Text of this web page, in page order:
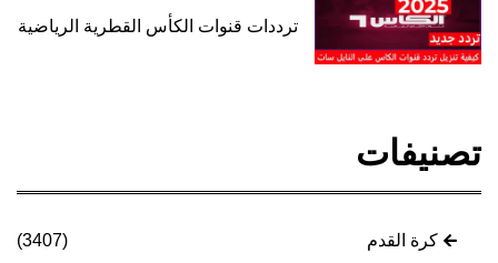
ترددات قنوات الكأس القطرية الرياضية
تصنيفات
كرة القدم (3407)